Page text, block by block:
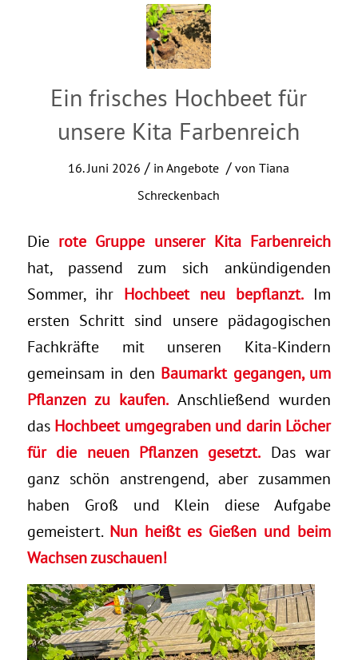
Ein frisches Hochbeet für
unsere Kita Farbenreich
16. Juni 2026 / inAngebote / vonTiana
Schreckenbach
Die rote Gruppe unserer Kita Farbenreich
hat, passend zum sich ankündigenden
Sommer, ihr Hochbeet neu bepflanzt.Im
ersten Schritt sind unsere pädagogischen
Fachkräfte mit unseren Kita-Kindern
gemeinsam in den Baumarkt gegangen, um
Pflanzen zu kaufen. Anschließend wurden
das Hochbeet umgegraben und darin Löcher
für die neuen Pflanzen gesetzt. Das war
ganz schön anstrengend, aber zusammen
haben Groß und Klein diese Aufgabe
gemeistert. Nun heißt es Gießen und beim
Wachsen zuschauen!